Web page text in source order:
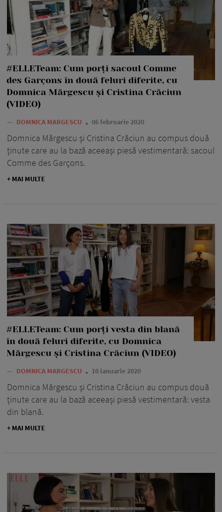
#ELLETeam: Cum porți sacoul Comme
des Garçons în două feluri diferite, cu
Domnica Mărgescu și Cristina Crăciun
(VIDEO)
— DOMNICA MARGESCU 06 februarie 2020
Domnica Mărgescu și Cristina Crăciun au compus două
ținute care au la bază aceeași piesă vestimentară: sacoul
Comme des Garçons.
+ MAI MULTE
#ELLETeam: Cum porți vesta din blană
în două feluri diferite, cu Domnica
Mărgescu și Cristina Crăciun (VIDEO)
— DOMNICA MARGESCU 10 ianuarie 2020
Domnica Mărgescu și Cristina Crăciun au compus două
ținute care au la bază aceeași piesă vestimentară: vesta
din blană.
+ MAI MULTE